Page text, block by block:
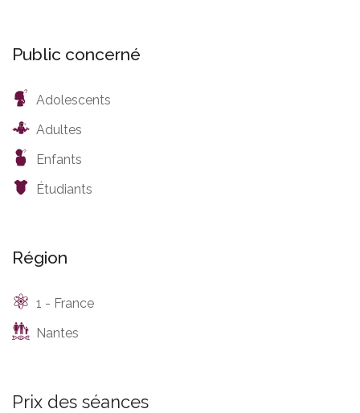
Public concerné
Adolescents
Adultes
Enfants
Étudiants
Région
1 - France
Nantes
Prix des séances